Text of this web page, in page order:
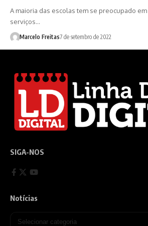
A maioria das escolas tem se preocupado
serviços…
Marcelo Freitas7 de setembro de 2022
SIGA-NOS
Notícias